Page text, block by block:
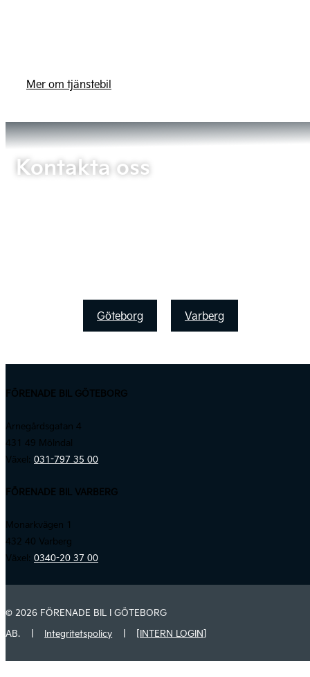
Mer om tjänstebil
Kontakta oss
Göteborg Varberg
FÖRENADE BIL GÖTEBORG
Arnegårdsgatan 4
431 49 Mölndal
Växel: 031-797 35 00
FÖRENADE BIL VARBERG
Monarkvägen 1
432 40 Varberg
Växel: 0340-20 37 00
© 2026 FÖRENADE BIL I GÖTEBORG
AB.
| Integritetspolicy | [INTERN LOGIN]